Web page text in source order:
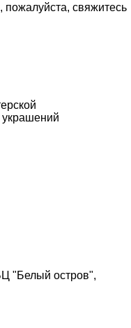
пожалуйста, свяжитесь
"Белый остров",